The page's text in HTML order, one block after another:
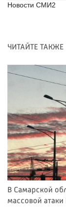
Новости СМИ2
ЧИТАЙТЕ ТАКЖЕ
В Самарской
массовой